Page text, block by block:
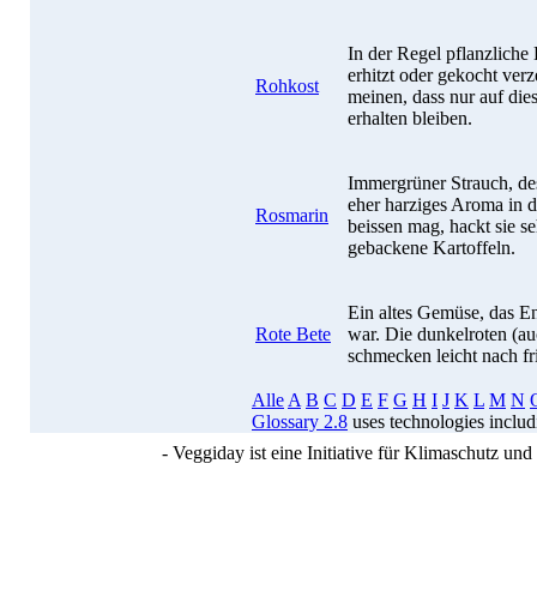
Rohkost
In der Regel pflanzliche
erhitzt oder gekocht
meinen, dass nur auf
erhalten bleiben.
Rosmarin
Immergrüner Strauch,
eher harziges Aroma in
beissen mag, hackt sie
gebackene Kartoffeln.
Rote Bete
Ein altes Gemüse, das
war. Die dunkelroten
schmecken leicht nach
Alle A B C D E F G H I J K L M N
Glossary 2.8 uses technologies
- Veggiday ist eine Initiative für Klimaschutz